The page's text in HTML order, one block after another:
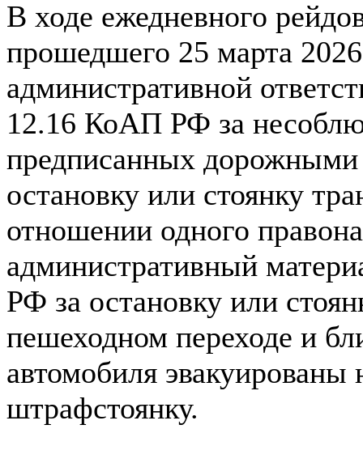
В ходе ежедневного
прошедшего 25 марта
административной
12.16 КоАП РФ за
предписанных
остановку или стоянку
отношении одного
административный
РФ за остановку или
пешеходном переходе и
автомобиля
штрафстоянку.